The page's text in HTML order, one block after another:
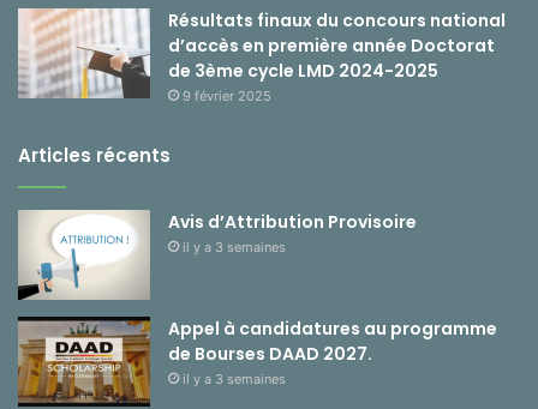
Résultats finaux du concours national
d’accès en première année Doctorat
de 3ème cycle LMD 2024-2025
9 février 2025
Articles récents
Avis d’Attribution Provisoire
il y a 3 semaines
Appel à candidatures au programme
de Bourses DAAD 2027.
il y a 3 semaines